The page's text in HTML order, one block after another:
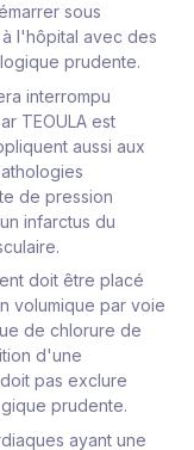
sous
l'hôpital avec des
prudente.
interrompu
TEOULA est
aussi aux
de pression
infarctus du
doit être placé
volumique par voie
de chlorure de
d'une
pas exclure
prudente.
ayant une